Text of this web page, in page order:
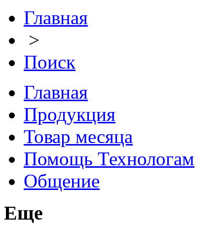
Главная
>
Поиск
Главная
Продукция
Товар месяца
Помощь Технологам
Общение
Еще